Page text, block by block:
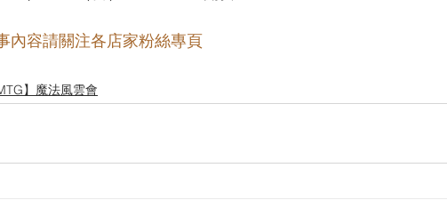
內容請關注各店家粉絲專頁
】魔法風雲會